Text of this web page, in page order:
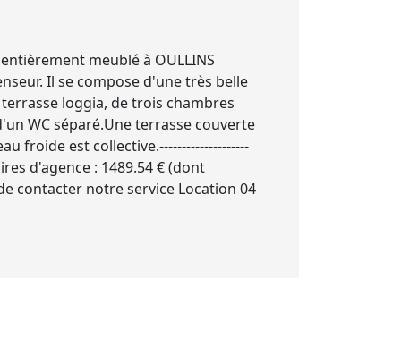
entièrement meublé à OULLINS
Il se compose d'une très belle
loggia, de trois chambres
WC séparé.Une terrasse couverte
froide est collective.--------------------
d'agence : 1489.54 € (dont
contacter notre service Location 04